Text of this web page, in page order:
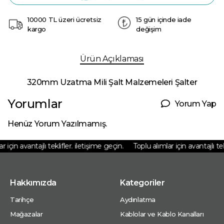
10000 TL üzeri ücretsiz
kargo
15 gün içinde iade
değişim
Ürün Açıklaması
320mm Uzatma Mili Şalt Malzemeleri Şalter
Yorumlar Yorum Yap
Henüz Yorum Yazılmamış.
için avantajlı teklifler. iletişime geçin. Toplu alımlar için avantajlı
Hakkımızda
Tarihçe
Mağazalar
Kategoriler
Aydınlatma
Kablolar ve Kablo Kanalları